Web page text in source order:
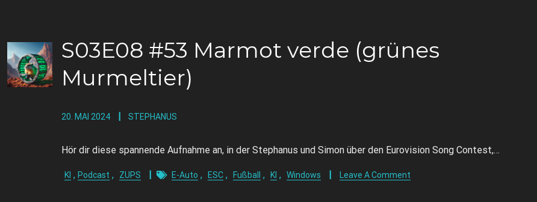
S03E08 #53 Marmot verde (grünes
Murmeltier)
20. MAI 2024 STEPHANUS
Hör dir diese spannende Aufnahme an, in der Stephanus und Simon über den Eurovision Song Contest,…
KI , Podcast , ZUPS E-Auto , ESC , Fußball , KI , Windows Leave A Comment